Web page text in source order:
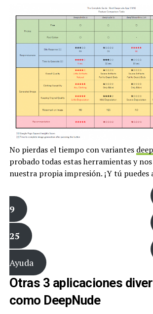
No pierdas el tiempo con variantes
probado todas estas herramientas y
nuestra propia impresión. ¡Y tú puedes
9
25
Ayuda
Otras 3 aplicaciones
como DeepNude